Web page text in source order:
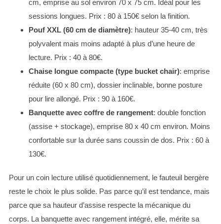
cm, emprise au sol environ 70 x 75 cm. Idéal pour les
sessions longues. Prix : 80 à 150€ selon la finition.
Pouf XXL (60 cm de diamètre): hauteur 35-40 cm, très
polyvalent mais moins adapté à plus d’une heure de
lecture. Prix : 40 à 80€.
Chaise longue compacte (type bucket chair): emprise
réduite (60 x 80 cm), dossier inclinable, bonne posture
pour lire allongé. Prix : 90 à 160€.
Banquette avec coffre de rangement: double fonction
(assise + stockage), emprise 80 x 40 cm environ. Moins
confortable sur la durée sans coussin de dos. Prix : 60 à
130€.
Pour un coin lecture utilisé quotidiennement, le fauteuil bergère
reste le choix le plus solide. Pas parce qu’il est tendance, mais
parce que sa hauteur d’assise respecte la mécanique du
corps. La banquette avec rangement intégré, elle, mérite sa